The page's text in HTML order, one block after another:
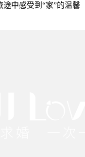
中感受到“家”的温馨